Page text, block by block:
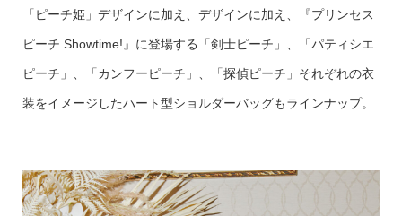
「ピーチ姫」デザインに加え、デザインに加え、『プリンセス
ピーチ Showtime!』に登場する「剣士ピーチ」、「パティシエ
ピーチ」、「カンフーピーチ」、「探偵ピーチ」それぞれの衣
装をイメージしたハート型ショルダーバッグもラインナップ。